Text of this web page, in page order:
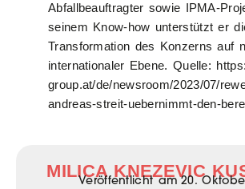
Abfallbeauftragter sowie IPMA-
seinem Know-how unterstützt er
Transformation des Konzerns auf
internationaler Ebene. Quelle:
group.at/de/newsroom/2023/07/
andreas-streit-uebernimmt-den-
MILICA KNEZEVIC
Veröffentlicht am 20.